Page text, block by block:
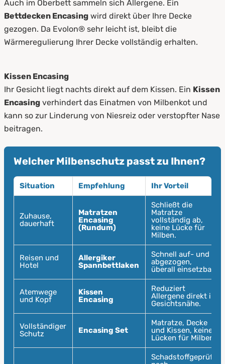
Auch im Oberbett sammeln sich Allergene. Ein
Bettdecken Encasing wird direkt über Ihre Decke
gezogen. Da Evolon® sehr leicht ist, bleibt die
Wärmeregulierung Ihrer Decke vollständig erhalten.
Kissen Encasing
Ihr Gesicht liegt nachts direkt auf dem Kissen. Ein Kissen
Encasing verhindert das Einatmen von Milbenkot und
kann so zur Linderung von Niesreiz oder verstopfter Nase
beitragen.
Welcher Milbenschutz passt zu Ihnen?
Situation Empfehlung Ihr Vorteil
Zuhause,
dauerhaft
Matratzen
Encasing
(Rundum)
Schließt die
Matratze
vollständig ab,
keine Lücke für
Milben.
Reisen und
Hotel
Allergiker
Spannbettlaken
Schnell auf- und
abgezogen,
überall einsetzbar.
Atemwege
und Kopf
Kissen
Encasing
Reduziert
Allergene direkt in
Gesichtsnähe.
Vollständiger
Schutz
Encasing Set
Matratze, Decke
und Kissen, keine
Lücken für Milben.
Schadstoffgeprüft